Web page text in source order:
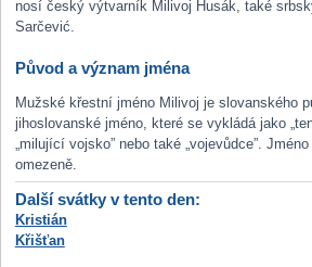
nosí český výtvarník Milivoj Husák, také
Sarčević.
Původ a význam jména
Mužské křestní jméno Milivoj je slovanského
jihoslovanské jméno, které se vykládá jako
„milující vojsko” nebo také „vojevůdce”.
omezeně.
Další svátky v tento den:
Kristián
Křišťan